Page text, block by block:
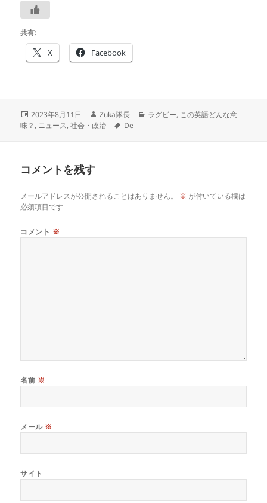
共有:
X Facebook
投
稿
2023年8月11日
作
成
Zuka隊長
カ
ラグビー, この英語どんな意
味？ , ニュース,社会・政治
タ
De
コメントを残す
メールアドレスが公開されることはありません。 ※ が付いている欄は
必須項目です
コメント ※
名前 ※
メール ※
サイト